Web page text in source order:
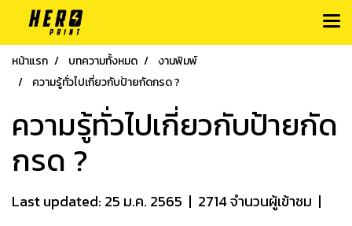
หน้าแรก บทความทั้งหมด
งานพิมพ์
ความรู้ทั่วไปเกี่ยวกับป้ายกัดกรด ?
ความรู้ทั่วไปเกี่ยวกับป้ายกัด
กรด ?
Last updated: 25 ม.ค. 2565 | 2714 จำนวนผู้เข้าชม |